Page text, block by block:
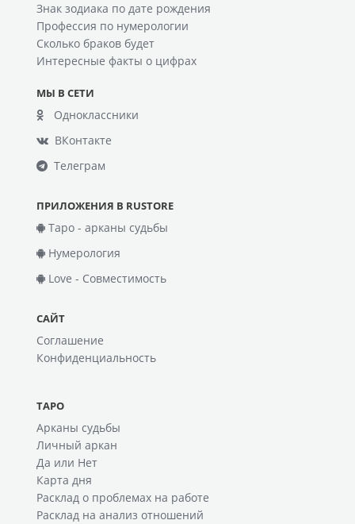
Знак зодиака по дате рождения
Профессия по нумерологии
Сколько браков будет
Интересные факты о цифрах
МЫ В СЕТИ
Одноклассники
ВКонтакте
Телеграм
ПРИЛОЖЕНИЯ В RUSTORE
Таро - арканы судьбы
Нумерология
Love - Совместимость
САЙТ
Соглашение
Конфиденциальность
ТАРО
Арканы судьбы
Личный аркан
Да или Нет
Карта дня
Расклад о проблемах на работе
Расклад на анализ отношений